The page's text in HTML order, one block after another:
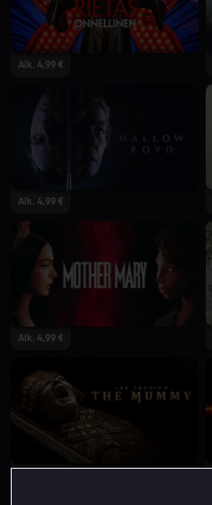
Alk. 4,99 €
Alk. 4,99 €
Alk. 4,99 €